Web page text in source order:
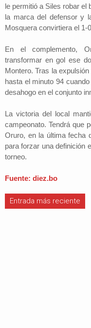
le permitió a Siles robar el
la marca del defensor y
Mosquera convirtiera el 1-
En el complemento,
transformar en gol ese
Montero. Tras la
hasta el minuto 94
desahogo en el conjunto
La victoria del local
campeonato. Tendrá que
Oruro, en la última fecha
para forzar una definición
torneo.
Fuente: diez.bo
Entrada más reciente